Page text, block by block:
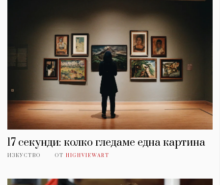
17 секунди: колко гледаме една картина
ИЗКУСТВО ОТ HIGHVIEWART